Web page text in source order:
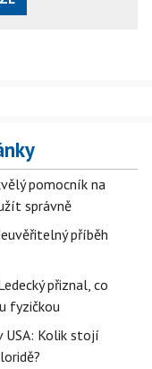
pomocník na
správně
příběh
přiznal, co
fyzičkou
USA: Kolik stojí